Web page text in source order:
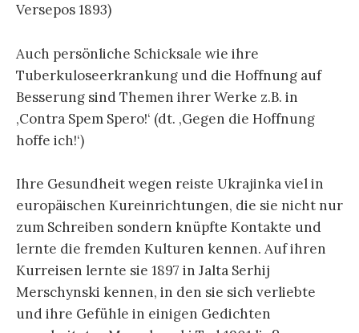
Versepos 1893)
Auch persönliche Schicksale wie ihre
Tuberkuloseerkrankung und die Hoffnung auf
Besserung sind Themen ihrer Werke z.B. in
‚Contra Spem Spero!‘ (dt. ‚Gegen die Hoffnung
hoffe ich!‘)
Ihre Gesundheit wegen reiste Ukrajinka viel in
europäischen Kureinrichtungen, die sie nicht nur
zum Schreiben sondern knüpfte Kontakte und
lernte die fremden Kulturen kennen. Auf ihren
Kurreisen lernte sie 1897 in Jalta Serhij
Merschynski kennen, in den sie sich verliebte
und ihre Gefühle in einigen Gedichten